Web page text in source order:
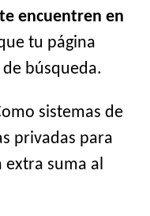
encuentren en
tu página
búsqueda.
sistemas de
privadas para
extra suma al